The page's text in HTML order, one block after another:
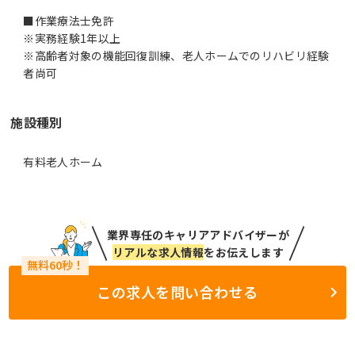
■作業療法士免許
※実務経験1年以上
※高齢者対象の機能回復訓練、老人ホームでのリハビリ経験
者尚可
施設種別
有料老人ホーム
業界専任のキャリアアドバイザーが
リアルな求人情報をお伝えします
この求人を問い合わせる